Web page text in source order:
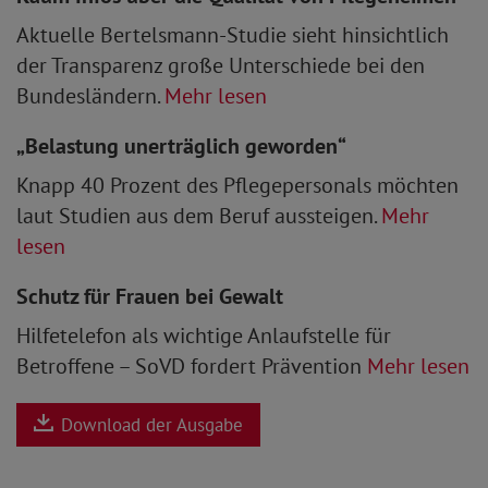
Aktuelle Bertelsmann-Studie sieht hinsichtlich
der Transparenz große Unterschiede bei den
Bundesländern.Mehr lesen
„Belastung unerträglich geworden“
Knapp 40 Prozent des Pflegepersonals möchten
laut Studien aus dem Beruf aussteigen.Mehr
lesen
Schutz für Frauen bei Gewalt
Hilfetelefon als wichtige Anlaufstelle für
Betroffene – SoVD fordert Prävention Mehr lesen
Download der Ausgabe